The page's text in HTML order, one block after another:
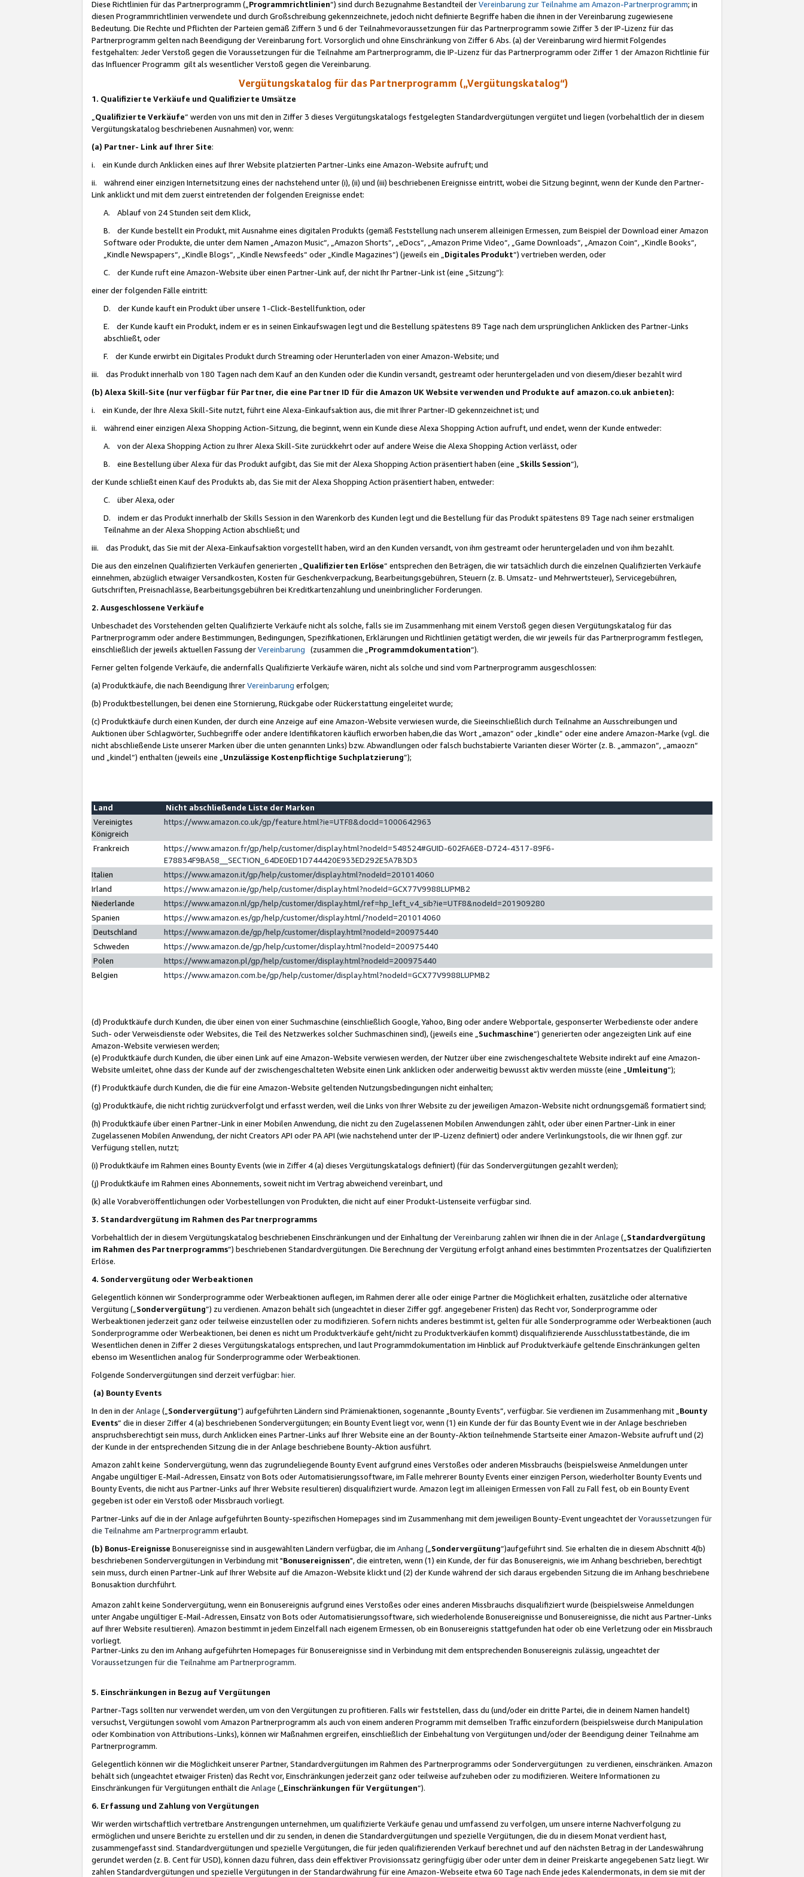
Diese Richtlinien für das Partnerprogramm („Programmrichtlinien“) sind durch Bezugnahme Bestandteil derVereinbarung zur Teilnahme am Amazon-Partnerprogramm; in
diesen Programmrichtlinien verwendete und durch Großschreibung gekennzeichnete, jedoch nicht definierte Begriffe haben die ihnen in der Vereinbarung zugewiesene
Bedeutung. Die Rechte und Pflichten der Parteien gemäß Ziffern 3 und 6 der Teilnahmevoraussetzungen für das Partnerprogramm sowie Ziffer 3 der IP-Lizenz für das
Partnerprogramm gelten nach Beendigung der Vereinbarung fort. Vorsorglich und ohne Einschränkung von Ziffer 6 Abs. (a) der Vereinbarung wird hiermit Folgendes
festgehalten: Jeder Verstoß gegen die Voraussetzungen für die Teilnahme am Partnerprogramm, die IP-Lizenz für das Partnerprogramm oder Ziffer 1 der Amazon Richtlinie für
das Influencer Programm gilt als wesentlicher Verstoß gegen die Vereinbarung.
Vergütungskatalog für das Partnerprogramm („Vergütungskatalog“)
1. Qualifizierte Verkäufe und Qualifizierte Umsätze
Qualifizierte Verkäufe“ werden von uns mit den in Ziffer 3 dieses Vergütungskatalogs festgelegten Standardvergütungen vergütet und liegen (vorbehaltlich der in diesem
Vergütungskatalog beschriebenen Ausnahmen) vor, wenn:
(a) Partner- Link auf Ihrer Site:
i. ein Kunde durch Anklicken eines auf Ihrer Website platzierten Partner-Links eine Amazon-Website aufruft; und
ii. während einer einzigen Internetsitzung eines der nachstehend unter (i), (ii) und (iii) beschriebenen Ereignisse eintritt, wobei die Sitzung beginnt, wenn der Kunde den Partner-
Link anklickt und mit dem zuerst eintretenden der folgenden Ereignisse endet:
A. Ablauf von 24 Stunden seit dem Klick,
B. der Kunde bestellt ein Produkt, mit Ausnahme eines digitalen Produkts (gemäß Feststellung nach unserem alleinigen Ermessen, zum Beispiel der Download einer Amazon
Software oder Produkte, die unter dem Namen „Amazon Music“, „Amazon Shorts“, „eDocs“, „Amazon Prime Video“, „Game Downloads“, „Amazon Coin“, „Kindle Books“,
„Kindle Newspapers“, „Kindle Blogs“, „Kindle Newsfeeds“ oder „Kindle Magazines“) (jeweils ein „ Digitales Produkt“) vertrieben werden, oder
C. der Kunde ruft eine Amazon-Website über einen Partner-Link auf, der nicht Ihr Partner-Link ist (eine „Sitzung“):
einer der folgenden Fälle eintritt:
D. der Kunde kauft ein Produkt über unsere 1-Click-Bestellfunktion, oder
E. der Kunde kauft ein Produkt, indem er es in seinen Einkaufswagen legt und die Bestellung spätestens 89 Tage nach dem ursprünglichen Anklicken des Partner-Links
abschließt, oder
F. der Kunde erwirbt ein Digitales Produkt durch Streaming oder Herunterladen von einer Amazon-Website; und
iii. das Produkt innerhalb von 180 Tagen nach dem Kauf an den Kunden oder die Kundin versandt, gestreamt oder heruntergeladen und von diesem/dieser bezahlt wird
(b) Alexa Skill-Site (nur verfügbar für Partner, die eine Partner ID für die Amazon UK Website verwenden und Produkte auf amazon.co.uk anbieten):
i. ein Kunde, der Ihre Alexa Skill-Site nutzt, führt eine Alexa-Einkaufsaktion aus, die mit Ihrer Partner-ID gekennzeichnet ist; und
ii. während einer einzigen Alexa Shopping Action-Sitzung, die beginnt, wenn ein Kunde diese Alexa Shopping Action aufruft, und endet, wenn der Kunde entweder:
A. von der Alexa Shopping Action zu Ihrer Alexa Skill-Site zurückkehrt oder auf andere Weise die Alexa Shopping Action verlässt, oder
B. eine Bestellung über Alexa für das Produkt aufgibt, das Sie mit der Alexa Shopping Action präsentiert haben (eine „ Skills Session“),
der Kunde schließt einen Kauf des Produkts ab, das Sie mit der Alexa Shopping Action präsentiert haben, entweder:
C. über Alexa, oder
D. indem er das Produkt innerhalb der Skills Session in den Warenkorb des Kunden legt und die Bestellung für das Produkt spätestens 89 Tage nach seiner erstmaligen
Teilnahme an der Alexa Shopping Action abschließt; und
iii. das Produkt, das Sie mit der Alexa-Einkaufsaktion vorgestellt haben, wird an den Kunden versandt, von ihm gestreamt oder heruntergeladen und von ihm bezahlt.
Die aus den einzelnen Qualifizierten Verkäufen generierten „ Qualifizierten Erlöse“ entsprechen den Beträgen, die wir tatsächlich durch die einzelnen Qualifizierten Verkäufe
einnehmen, abzüglich etwaiger Versandkosten, Kosten für Geschenkverpackung, Bearbeitungsgebühren, Steuern (z. B. Umsatz- und Mehrwertsteuer), Servicegebühren,
Gutschriften, Preisnachlässe, Bearbeitungsgebühren bei Kreditkartenzahlung und uneinbringlicher Forderungen.
2. Ausgeschlossene Verkäufe
Unbeschadet des Vorstehenden gelten Qualifizierte Verkäufe nicht als solche, falls sie im Zusammenhang mit einem Verstoß gegen diesen Vergütungskatalog für das
Partnerprogramm oder andere Bestimmungen, Bedingungen, Spezifikationen, Erklärungen und Richtlinien getätigt werden, die wir jeweils für das Partnerprogramm festlegen,
einschließlich der jeweils aktuellen Fassung derVereinbarung (zusammen die „ Programmdokumentation“).
Ferner gelten folgende Verkäufe, die andernfalls Qualifizierte Verkäufe wären, nicht als solche und sind vom Partnerprogramm ausgeschlossen:
(a) Produktkäufe, die nach Beendigung IhrerVereinbarung erfolgen;
(b) Produktbestellungen, bei denen eine Stornierung, Rückgabe oder Rückerstattung eingeleitet wurde;
(c) Produktkäufe durch einen Kunden, der durch eine Anzeige auf eine Amazon-Website verwiesen wurde, die Sieeinschließlich durch Teilnahme an Ausschreibungen und
Auktionen über Schlagwörter, Suchbegriffe oder andere Identifikatoren käuflich erworben haben,die das Wort „amazon“ oder „kindle“ oder eine andere Amazon-Marke (vgl. die
nicht abschließende Liste unserer Marken über die unten genannten Links) bzw. Abwandlungen oder falsch buchstabierte Varianten dieser Wörter (z. B. „ammazon“, „amaozn“
und „kindel“) enthalten (jeweils eine „ Unzulässige Kostenpflichtige Suchplatzierung”);
Land
Nicht abschließende Liste der Marken
Vereinigtes
Königreich
https://www.amazon.co.uk/gp/feature.html?ie=UTF8&docId=1000642963
Frankreich
https://www.amazon.fr/gp/help/customer/display.html?nodeId=548524#GUID-602FA6E8-D724-4317-89F6-
E78834F9BA58__SECTION_64DE0ED1D744420E933ED292E5A7B3D3
Italien
https://www.amazon.it/gp/help/customer/display.html?nodeId=201014060
Irland
https://www.amazon.ie/gp/help/customer/display.html?nodeId=GCX77V9988LUPMB2
Niederlande
https://www.amazon.nl/gp/help/customer/display.html/ref=hp_left_v4_sib?ie=UTF8&nodeId=201909280
Spanien
https://www.amazon.es/gp/help/customer/display.html/?nodeId=201014060
Deutschland
https://www.amazon.de/gp/help/customer/display.html?nodeId=200975440
Schweden
https://www.amazon.de/gp/help/customer/display.html?nodeId=200975440
Polen
https://www.amazon.pl/gp/help/customer/display.html?nodeId=200975440
Belgien
https://www.amazon.com.be/gp/help/customer/display.html?nodeId=GCX77V9988LUPMB2
(d) Produktkäufe durch Kunden, die über einen von einer Suchmaschine (einschließlich Google, Yahoo, Bing oder andere Webportale, gesponserter Werbedienste oder andere
Such- oder Verweisdienste oder Websites, die Teil des Netzwerkes solcher Suchmaschinen sind), (jeweils eine „ Suchmaschine“) generierten oder angezeigten Link auf eine
Amazon-Website verwiesen werden;
(e) Produktkäufe durch Kunden, die über einen Link auf eine Amazon-Website verwiesen werden, der Nutzer über eine zwischengeschaltete Website indirekt auf eine Amazon-
Website umleitet, ohne dass der Kunde auf der zwischengeschalteten Website einen Link anklicken oder anderweitig bewusst aktiv werden müsste (eine „ Umleitung“);
(f) Produktkäufe durch Kunden, die die für eine Amazon-Website geltenden Nutzungsbedingungen nicht einhalten;
(g) Produktkäufe, die nicht richtig zurückverfolgt und erfasst werden, weil die Links von Ihrer Website zu der jeweiligen Amazon-Website nicht ordnungsgemäß formatiert sind;
(h) Produktkäufe über einen Partner-Link in einer Mobilen Anwendung, die nicht zu den Zugelassenen Mobilen Anwendungen zählt, oder über einen Partner-Link in einer
Zugelassenen Mobilen Anwendung, der nicht Creators API oder PA API (wie nachstehend unter der IP-Lizenz definiert) oder andere Verlinkungstools, die wir Ihnen ggf. zur
Verfügung stellen, nutzt;
(i) Produktkäufe im Rahmen eines Bounty Events (wie in Ziffer 4 (a) dieses Vergütungskatalogs definiert) (für das Sondervergütungen gezahlt werden);
(j) Produktkäufe im Rahmen eines Abonnements, soweit nicht im Vertrag abweichend vereinbart, und
(k) alle Vorabveröffentlichungen oder Vorbestellungen von Produkten, die nicht auf einer Produkt-Listenseite verfügbar sind.
3. Standardvergütung im Rahmen des Partnerprogramms
Vorbehaltlich der in diesem Vergütungskatalog beschriebenen Einschränkungen und der Einhaltung derVereinbarung zahlen wir Ihnen die in derAnlage („ Standardvergütung
im Rahmen des Partnerprogramms“) beschriebenen Standardvergütungen. Die Berechnung der Vergütung erfolgt anhand eines bestimmten Prozentsatzes der Qualifizierten
Erlöse.
4. Sondervergütung oder Werbeaktionen
Gelegentlich können wir Sonderprogramme oder Werbeaktionen auflegen, im Rahmen derer alle oder einige Partner die Möglichkeit erhalten, zusätzliche oder alternative
Vergütung („ Sondervergütung”) zu verdienen. Amazon behält sich (ungeachtet in dieser Ziffer ggf. angegebener Fristen) das Recht vor, Sonderprogramme oder
Werbeaktionen jederzeit ganz oder teilweise einzustellen oder zu modifizieren. Sofern nichts anderes bestimmt ist, gelten für alle Sonderprogramme oder Werbeaktionen (auch
Sonderprogramme oder Werbeaktionen, bei denen es nicht um Produktverkäufe geht/nicht zu Produktverkäufen kommt) disqualifizierende Ausschlusstatbestände, die im
Wesentlichen denen in Ziffer 2 dieses Vergütungskatalogs entsprechen, und laut Programmdokumentation im Hinblick auf Produktverkäufe geltende Einschränkungen gelten
ebenso im Wesentlichen analog für Sonderprogramme oder Werbeaktionen.
Folgende Sondervergütungen sind derzeit verfügbar: hier.
(a) Bounty Events
In den in derAnlage („ Sondervergütung“) aufgeführten Ländern sind Prämienaktionen, sogenannte „Bounty Events“, verfügbar. Sie verdienen im Zusammenhang mit „ Bounty
Events“ die in dieser Ziffer 4 (a) beschriebenen Sondervergütungen; ein Bounty Event liegt vor, wenn (1) ein Kunde der für das Bounty Event wie in der Anlage beschrieben
anspruchsberechtigt sein muss, durch Anklicken eines Partner-Links auf Ihrer Website eine an der Bounty-Aktion teilnehmende Startseite einer Amazon-Website aufruft und (2)
der Kunde in der entsprechenden Sitzung die in der Anlage beschriebene Bounty-Aktion ausführt.
Amazon zahlt keine Sondervergütung, wenn das zugrundeliegende Bounty Event aufgrund eines Verstoßes oder anderen Missbrauchs (beispielsweise Anmeldungen unter
Angabe ungültiger E-Mail-Adressen, Einsatz von Bots oder Automatisierungssoftware, im Falle mehrerer Bounty Events einer einzigen Person, wiederholter Bounty Events und
Bounty Events, die nicht aus Partner-Links auf Ihrer Website resultieren) disqualifiziert wurde. Amazon legt im alleinigen Ermessen von Fall zu Fall fest, ob ein Bounty Event
gegeben ist oder ein Verstoß oder Missbrauch vorliegt.
Partner-Links auf die in der Anlage aufgeführten Bounty-spezifischen Homepages sind im Zusammenhang mit dem jeweiligen Bounty-Event ungeachtet derVoraussetzungen für
die Teilnahme am Partnerprogramm erlaubt.
(b) Bonus-Ereignisse Bonusereignisse sind in ausgewählten Ländern verfügbar, die im Anhang („ Sondervergütung“)aufgeführt sind. Sie erhalten die in diesem Abschnitt 4(b)
beschriebenen Sondervergütungen in Verbindung mit "Bonusereignissen", die eintreten, wenn (1) ein Kunde, der für das Bonusereignis, wie im Anhang beschrieben, berechtigt
sein muss, durch einen Partner-Link auf Ihrer Website auf die Amazon-Website klickt und (2) der Kunde während der sich daraus ergebenden Sitzung die im Anhang beschriebene
Bonusaktion durchführt.
Amazon zahlt keine Sondervergütung, wenn ein Bonusereignis aufgrund eines Verstoßes oder eines anderen Missbrauchs disqualifiziert wurde (beispielsweise Anmeldungen
unter Angabe ungültiger E-Mail-Adressen, Einsatz von Bots oder Automatisierungssoftware, sich wiederholende Bonusereignisse und Bonusereignisse, die nicht aus Partner-Links
auf Ihrer Website resultieren). Amazon bestimmt in jedem Einzelfall nach eigenem Ermessen, ob ein Bonusereignis stattgefunden hat oder ob eine Verletzung oder ein Missbrauch
vorliegt.
Partner-Links zu den im Anhang aufgeführten Homepages für Bonusereignisse sind in Verbindung mit dem entsprechenden Bonusereignis zulässig, ungeachtet der
Voraussetzungen für die Teilnahme am Partnerprogramm.
5. Einschränkungen in Bezug auf Vergütungen
Partner-Tags sollten nur verwendet werden, um von den Vergütungen zu profitieren. Falls wir feststellen, dass du (und/oder ein dritte Partei, die in deinem Namen handelt)
versuchst, Vergütungen sowohl vom Amazon Partnerprogramm als auch von einem anderen Programm mit demselben Traffic einzufordern (beispielsweise durch Manipulation
oder Kombination von Attributions-Links), können wir Maßnahmen ergreifen, einschließlich der Einbehaltung von Vergütungen und/oder der Beendigung deiner Teilnahme am
Partnerprogramm.
Gelegentlich können wir die Möglichkeit unserer Partner, Standardvergütungen im Rahmen des Partnerprogramms oder Sondervergütungen zu verdienen, einschränken. Amazon
behält sich (ungeachtet etwaiger Fristen) das Recht vor, Einschränkungen jederzeit ganz oder teilweise aufzuheben oder zu modifizieren. Weitere Informationen zu
Einschränkungen für Vergütungen enthält die Anlage („ Einschränkungen für Vergütungen“).
6. Erfassung und Zahlung von Vergütungen
Wir werden wirtschaftlich vertretbare Anstrengungen unternehmen, um qualifizierte Verkäufe genau und umfassend zu verfolgen, um unsere interne Nachverfolgung zu
ermöglichen und unsere Berichte zu erstellen und dir zu senden, in denen die Standardvergütungen und spezielle Vergütungen, die du in diesem Monat verdient hast,
zusammengefasst sind. Standardvergütungen und spezielle Vergütungen, die für jeden qualifizierenden Verkauf berechnet und auf den nächsten Betrag in der Landeswährung
gerundet werden (z. B. Cent für USD), können dazu führen, dass dein effektiver Provisionssatz geringfügig über oder unter dem in deiner Preiskarte angegebenen Satz liegt. Wir
zahlen Standardvergütungen und spezielle Vergütungen in der Standardwährung für eine Amazon-Webseite etwa 60 Tage nach Ende jedes Kalendermonats, in dem sie mit der